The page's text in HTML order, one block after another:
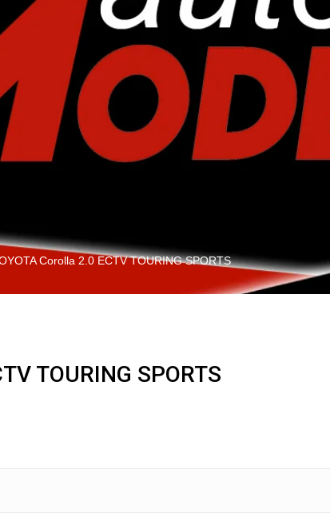
Corolla 2.0 ECTV TOURING SPORTS
TOURING SPORTS